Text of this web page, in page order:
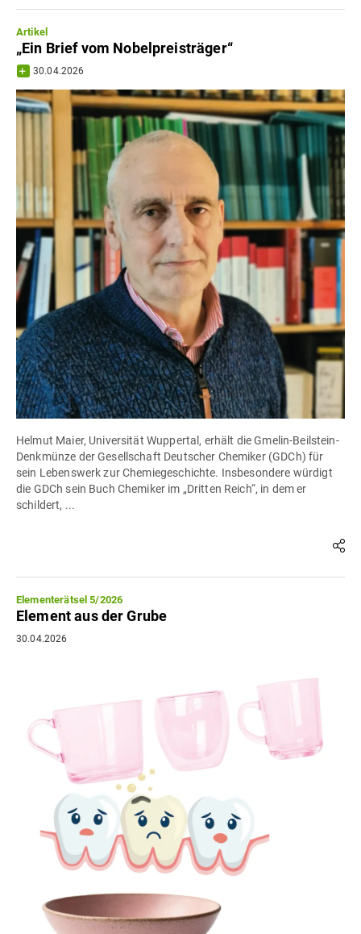
Artikel
„Ein Brief vom Nobelpreisträger“
30.04.2026
Helmut Maier, Universität Wuppertal, erhält die Gmelin-Beilstein-
Denkmünze der Gesellschaft Deutscher Chemiker (GDCh) für
sein Lebenswerk zur Chemiegeschichte. Insbesondere würdigt
die GDCh sein Buch Chemiker im „Dritten Reich“, in dem er
schildert, ...
Elementerätsel 5/2026
Element aus der Grube
30.04.2026